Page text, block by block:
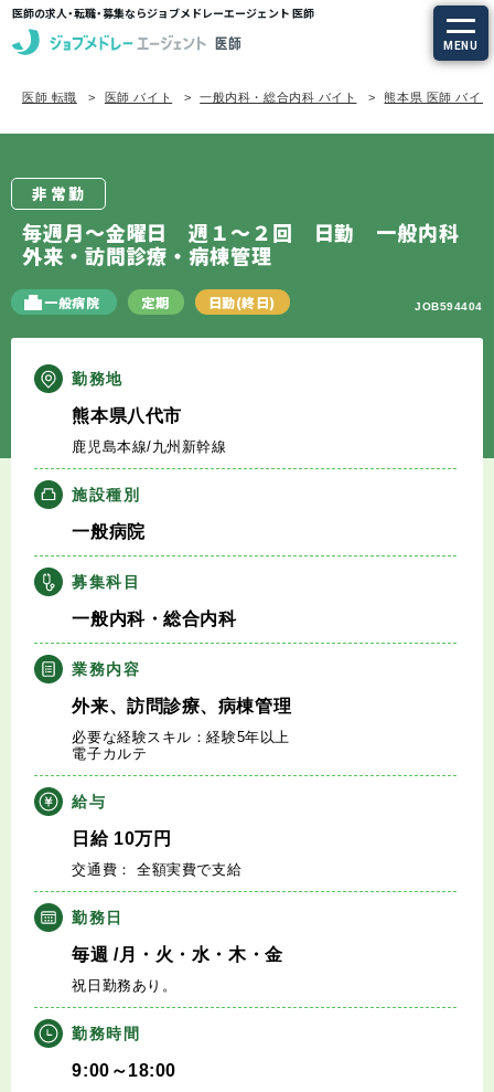
医師の求人・転職・募集ならジョブメドレーエージェント 医師
MENU
求人を探す
定期非常勤の求人
エージェントサービスTOP
サービスの流れ
キャリアアドバイザー紹介
医師の求人・転職Q&A
知りたい・聞きたい
転職成功事例
医師の転職マニュアル
データで見る医師の平均年収
医師に役立つ取材記事
大学医局紹介
医師 転職 医師 バイト 一般内科・総合内科 バイト 熊本県 医師 バイト
非常勤
毎週月～金曜日 週１～２回 日勤 一般内科
外来・訪問診療・病棟管理
一般病院 定期 日勤(終日) JOB594404
勤務地
熊本県八代市
鹿児島本線/九州新幹線
施設種別
一般病院
募集科目
一般内科・総合内科
業務内容
外来、訪問診療、病棟管理
必要な経験スキル：経験5年以上
電子カルテ
給与
日給10万円
交通費： 全額実費で支給
勤務日
毎週 /月・火・水・木・金
祝日勤務あり。
勤務時間
9:00～18:00